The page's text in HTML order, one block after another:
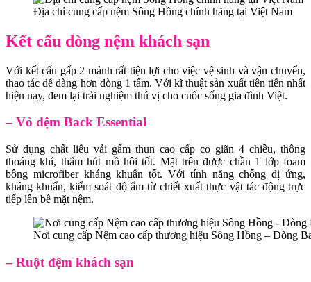
Địa chỉ cung cấp nệm Sông Hồng chính hãng tại Việt Nam
Kết cấu dòng nệm khách sạn
Với kết cấu gấp 2 mảnh rất tiện lợi cho việc vệ sinh và vận chuyển,
thao tác dễ dàng hơn dòng 1 tấm. Với kĩ thuật sản xuất tiên tiến nhất
hiện nay, đem lại trải nghiệm thú vị cho cuốc sống gia đình Việt.
– Vỏ đệm Back Essential
Sử dụng chất liểu vải gấm thun cao cấp co giãn 4 chiều, thông
thoáng khí, thấm hút mồ hôi tốt. Mặt trên được chần 1 lớp foam
bông microfiber kháng khuẩn tốt. Với tính năng chống dị ứng,
kháng khuẩn, kiểm soát độ ẩm từ chiết xuất thực vật tác động trực
tiếp lên bề mặt nệm.
Nơi cung cấp Nệm cao cấp thương hiệu Sông Hồng – Dòng
– Ruột đệm khách sạn